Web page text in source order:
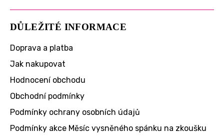
DŮLEŽITÉ INFORMACE
Doprava a platba
Jak nakupovat
Hodnocení obchodu
Obchodní podmínky
Podmínky ochrany osobních údajů
Podmínky akce Měsíc vysněného spánku na zkoušku